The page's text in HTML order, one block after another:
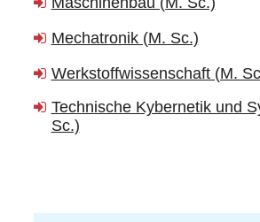
Mechatronik (M. Sc.)
Werkstoffwissenschaft (M.
Technische Kybernetik und
Sc.)